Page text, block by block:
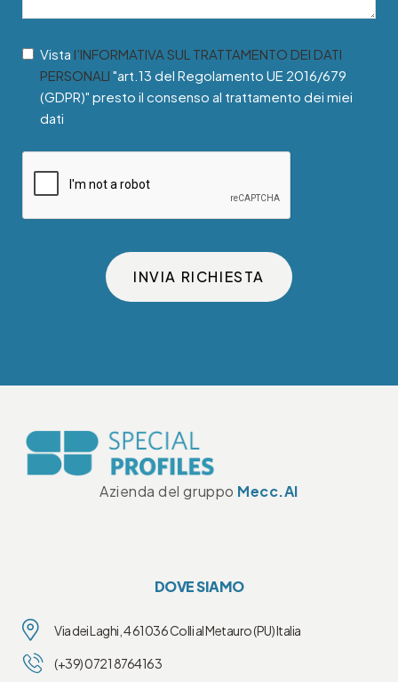
Vista l’INFORMATIVA SUL TRATTAMENTO DEI DATI
PERSONALI "art.13 del Regolamento UE 2016/679
(GDPR)" presto il consenso al trattamento dei miei
dati
INVIA RICHIESTA
Azienda del gruppo Mecc.Al
DOVE SIAMO
Via dei Laghi, 4 61036 Colli al Metauro (PU) Italia
(+39) 0721 8764163